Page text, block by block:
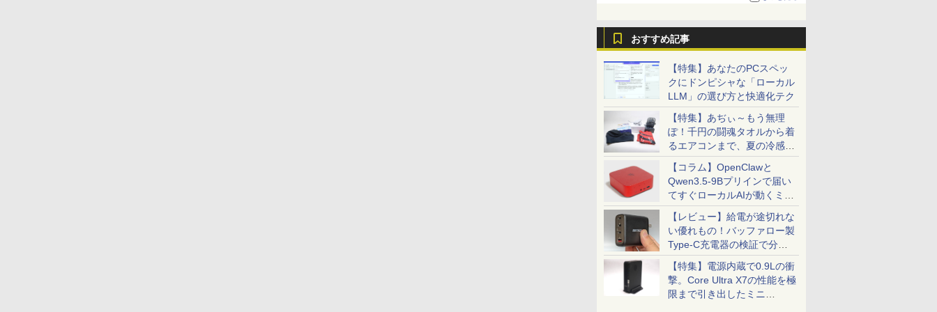
おすすめ記事
【特集】あなたのPCスペッ
クにドンピシャな「ローカル
LLM」の選び方と快適化テク
【特集】あぢぃ～もう無理
ぽ！千円の闘魂タオルから着
るエアコンまで、夏の冷感グ
ッズ一挙紹介
【コラム】OpenClawと
Qwen3.5-9Bプリインで届い
てすぐローカルAIが動くミニ
PC「SER9 Pro」
【レビュー】給電が途切れな
い優れもの！バッファロー製
Type-C充電器の検証で分か
ったこと
【特集】電源内蔵で0.9Lの衝
撃。Core Ultra X7の性能を極
限まで引き出したミニ